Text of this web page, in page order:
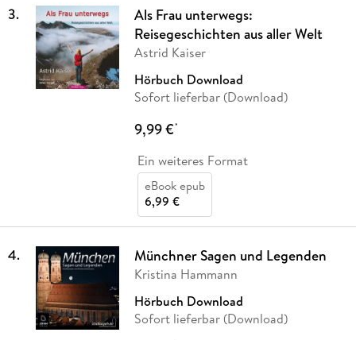
3.
Als Frau unterwegs:
Reisegeschichten aus aller Welt
Astrid Kaiser
Hörbuch Download
Sofort lieferbar (Download)
9,99 €*
Ein weiteres Format
eBook epub
6,99 €
4. Münchner Sagen und Legenden
Kristina Hammann
Hörbuch Download
Sofort lieferbar (Download)